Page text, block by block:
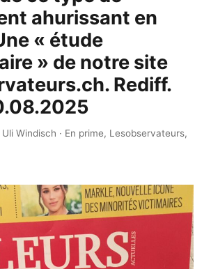
ahurissant en
« étude
» de notre site
Rediff.
Uli Windisch · En prime, Lesobservateurs,